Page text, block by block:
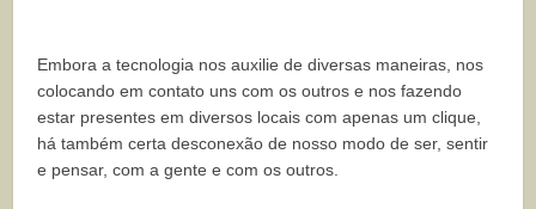
Embora a tecnologia nos auxilie de diversas maneiras, nos
colocando em contato uns com os outros e nos fazendo
estar presentes em diversos locais com apenas um clique,
há também certa desconexão de nosso modo de ser, sentir
e pensar, com a gente e com os outros.